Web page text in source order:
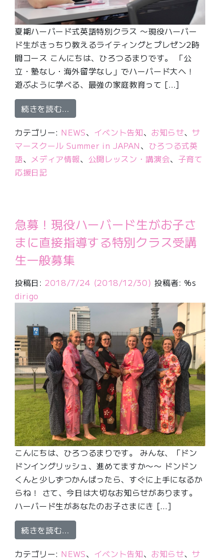
夏期ハーバード式英語特別クラス 〜現役ハーバー
ド生がきっちり教えるライティングとプレゼン2時
間コース こんにちは、ひろつるまりです。 「公
立・塾なし・海外留学なし」でハーバード大へ！
遊ぶように学べる、最強の家庭教育って […]
続きを読む…
カテゴリー: NEWS、 イベント告知、 お知らせ、サ
マースクール Summer in JAPAN、 ひろつる式英
語、 メディア情報、 公開レッスン・講演会、 子育て
応援日記
急募！現役ハーバード生がお子さ
まに直接指導する特別クラス受講
生一般募集
投稿日: 2018/7/24 (2018/12/30) 投稿者: %s
dirigo
こんにちは、ひろつるまりです。 みんな、「ドン
ドンイングリッシュ、進めてますか〜〜 ドンドン
くんと少しずつかんばったら、すぐに上手になるか
らね！ さて、今日は大切なお知らせがあります。
ハーバード生があなたのお子さまにき […]
続きを読む…
カテゴリー: NEWS、 イベント告知、 お知らせ、サ